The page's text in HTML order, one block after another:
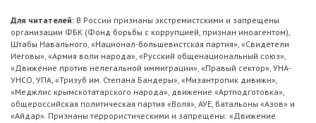
Для читателей: В России признаны экстремистскими и запрещены
организации ФБК (Фонд борьбы с коррупцией, признан иноагентом),
Штабы Навального, «Национал-большевистская партия», «Свидетели
Иеговы», «Армия воли народа», «Русский общенациональный союз»,
«Движение против нелегальной иммиграции», «Правый сектор», УНА-
УНСО, УПА, «Тризуб им. Степана Бандеры», «Мизантропик дивижн»,
«Меджлис крымскотатарского народа», движение «Артподготовка»,
общероссийская политическая партия «Воля», АУЕ, батальоны «Азов» и
«Айдар». Признаны террористическими и запрещены: «Движение